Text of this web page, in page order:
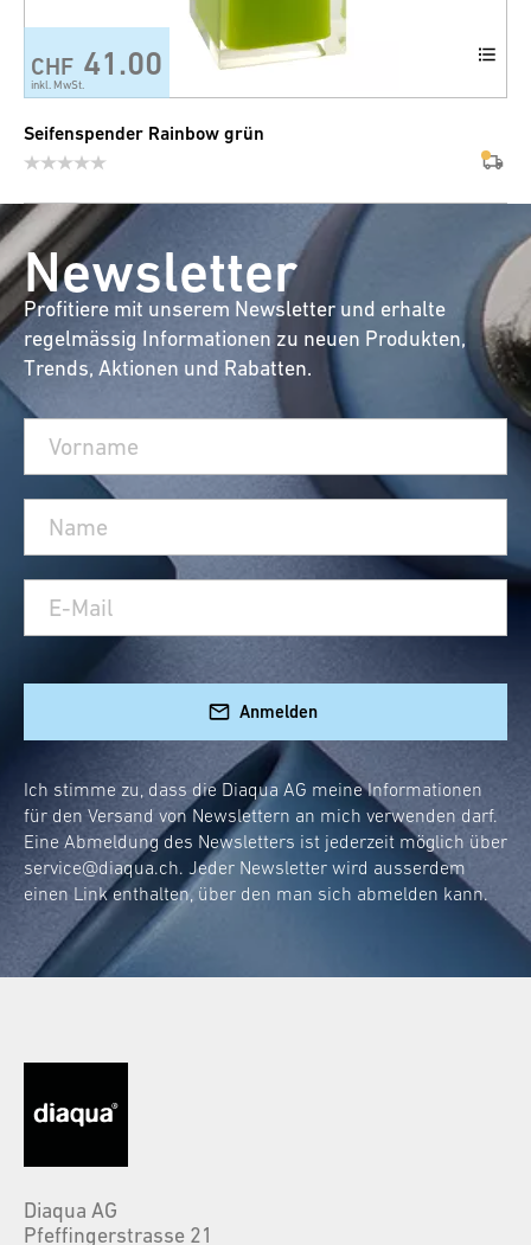
CHF 41.00
inkl. MwSt.
Seifenspender Rainbow grün
Newsletter
Profitiere mit unserem Newsletter und erhalte
regelmässig Informationen zu neuen Produkten,
Trends, Aktionen und Rabatten.
Anmelden
Ich stimme zu, dass die Diaqua AG meine Informationen
für den Versand von Newslettern an mich verwenden darf.
Eine Abmeldung des Newsletters ist jederzeit möglich über
service@diaqua.ch. Jeder Newsletter wird ausserdem
einen Link enthalten, über den man sich abmelden kann.
Diaqua AG
Pfeffingerstrasse 21